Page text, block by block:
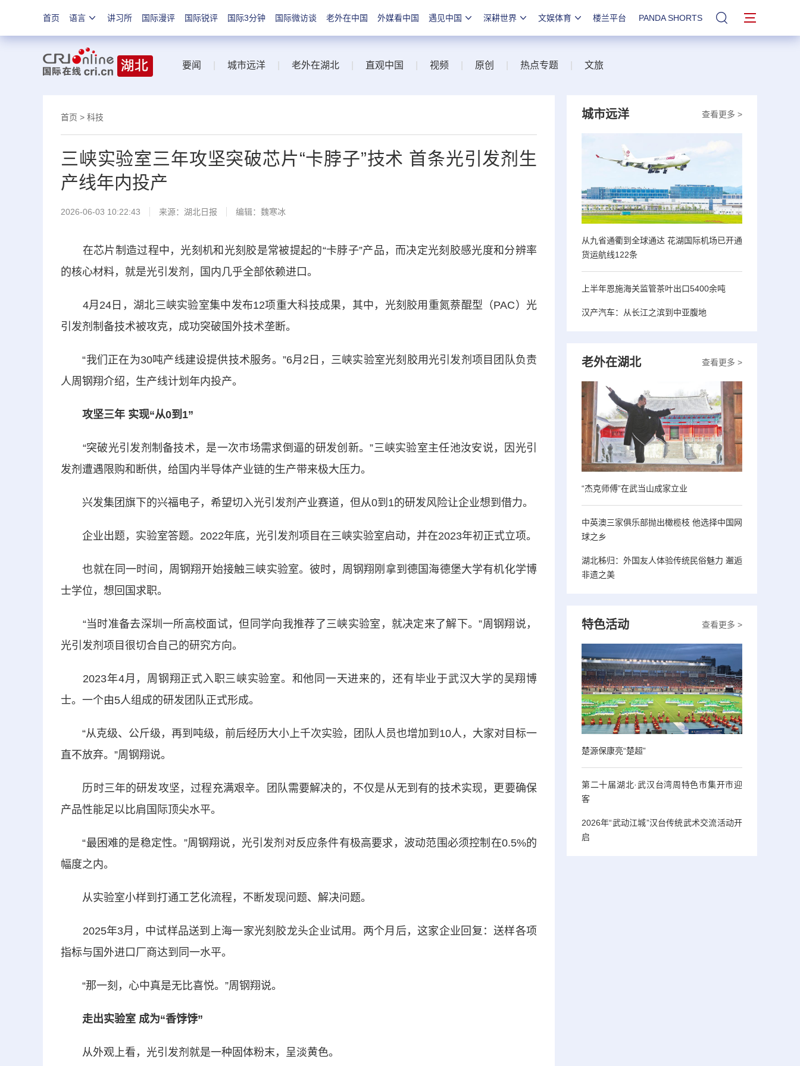
首页 语言 讲习所 国际漫评 国际锐评 国际3分钟 国际微访谈 老外在中国 外媒看中国 遇见中国 深耕世界 文娱体育 楼兰平台 PANDA SHORTS 站内搜索
要闻 城市远洋 老外在湖北 直观中国 视频 原创 热点专题 文旅
首页 > 科技
三峡实验室三年攻坚突破芯片“卡脖子”技术 首条光引发剂生
产线年内投产
2026-06-03 10:22:43 来源： 湖北日报 编辑：魏寒冰
在芯片制造过程中，光刻机和光刻胶是常被提起的“卡脖子”产品，而决定光刻胶感光度和分辨率
的核心材料，就是光引发剂，国内几乎全部依赖进口。
4月24日，湖北三峡实验室集中发布12项重大科技成果，其中，光刻胶用重氮萘醌型（PAC）光
引发剂制备技术被攻克，成功突破国外技术垄断。
“我们正在为30吨产线建设提供技术服务。”6月2日，三峡实验室光刻胶用光引发剂项目团队负责
人周钢翔介绍，生产线计划年内投产。
攻坚三年 实现“从0到1”
“突破光引发剂制备技术，是一次市场需求倒逼的研发创新。”三峡实验室主任池汝安说，因光引
发剂遭遇限购和断供，给国内半导体产业链的生产带来极大压力。
兴发集团旗下的兴福电子，希望切入光引发剂产业赛道，但从0到1的研发风险让企业想到借力。
企业出题，实验室答题。2022年底，光引发剂项目在三峡实验室启动，并在2023年初正式立项。
也就在同一时间，周钢翔开始接触三峡实验室。彼时，周钢翔刚拿到德国海德堡大学有机化学博
士学位，想回国求职。
“当时准备去深圳一所高校面试，但同学向我推荐了三峡实验室，就决定来了解下。”周钢翔说，
光引发剂项目很切合自己的研究方向。
2023年4月，周钢翔正式入职三峡实验室。和他同一天进来的，还有毕业于武汉大学的吴翔博
士。一个由5人组成的研发团队正式形成。
“从克级、公斤级，再到吨级，前后经历大小上千次实验，团队人员也增加到10人，大家对目标一
直不放弃。”周钢翔说。
历时三年的研发攻坚，过程充满艰辛。团队需要解决的，不仅是从无到有的技术实现，更要确保
产品性能足以比肩国际顶尖水平。
“最困难的是稳定性。”周钢翔说，光引发剂对反应条件有极高要求，波动范围必须控制在0.5%的
幅度之内。
从实验室小样到打通工艺化流程，不断发现问题、解决问题。
2025年3月，中试样品送到上海一家光刻胶龙头企业试用。两个月后，这家企业回复：送样各项
指标与国外进口厂商达到同一水平。
“那一刻，心中真是无比喜悦。”周钢翔说。
走出实验室 成为“香饽饽”
从外观上看，光引发剂就是一种固体粉末，呈淡黄色。
查看更多 >
城市远洋
从九省通衢到全球通达 花湖国际机场已开通
货运航线122条
上半年恩施海关监管茶叶出口5400余吨
汉产汽车：从长江之滨到中亚腹地
查看更多 >
老外在湖北
“杰克师傅”在武当山成家立业
中英澳三家俱乐部抛出橄榄枝 他选择中国网
球之乡
湖北秭归：外国友人体验传统民俗魅力 邂逅
非遗之美
查看更多 >
特色活动
楚源保康亮“楚超”
第二十届湖北·武汉台湾周特色市集开市迎
客
2026年“武动江城”汉台传统武术交流活动开
启